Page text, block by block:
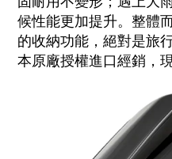
候性能更加提升。整體
的收納功能，絕對是旅
本原廠授權進口經銷，